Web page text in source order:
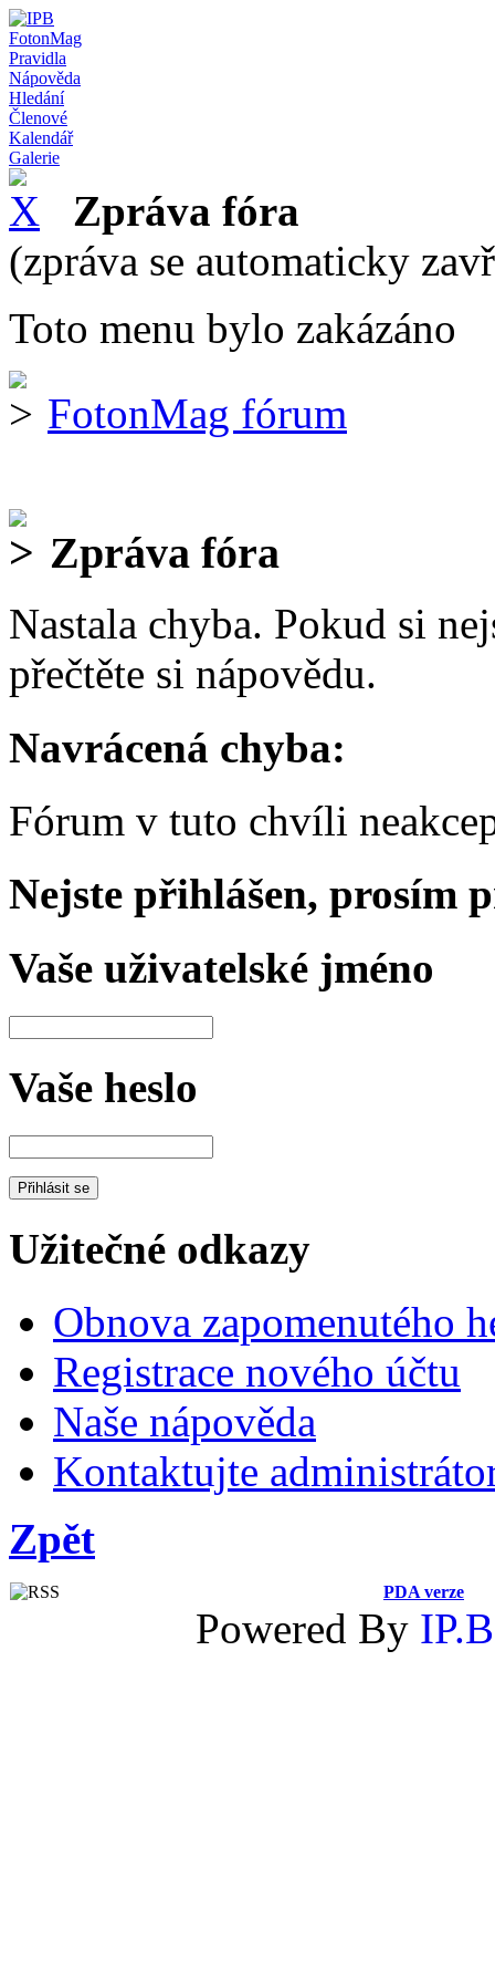
FotonMag
Pravidla
Nápověda
Hledání
Členové
Kalendář
Galerie
Zpráva fóra
(zpráva se automaticky
Toto menu bylo zakázáno
FotonMag fórum
Zpráva fóra
Nastala chyba. Pokud si
přečtěte si nápovědu.
Navrácená chyba:
Fórum v tuto chvíli
Nejste přihlášen, prosím
Vaše uživatelské jméno
Vaše heslo
Užitečné odkazy
Obnova zapomenutého
Registrace nového účtu
Naše nápověda
Kontaktujte
Zpět
PDA verze
Powered By